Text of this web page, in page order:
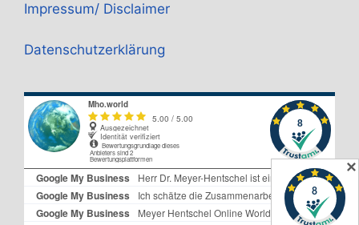
Impressum/ Disclaimer
Datenschutzerklärung
✕